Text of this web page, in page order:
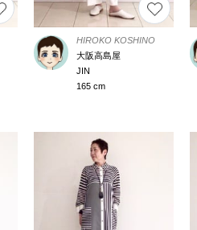
HIROKO KOSHINO
大阪高島屋
JIN
165 cm